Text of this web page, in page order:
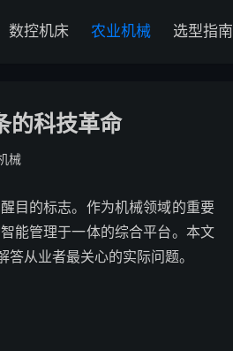
数控机床 农业机械 选型指南
的科技革命
械
目的标志。作为机械领域的重要
能管理于一体的综合平台。本文
从业者最关心的实际问题。